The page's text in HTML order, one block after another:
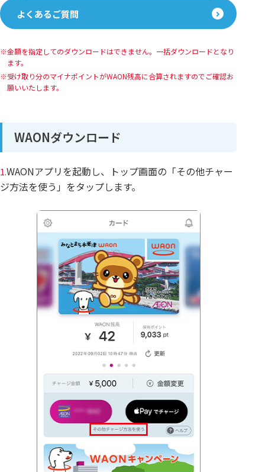
よくあるご質問
金額を指定してのダウンロードはできません。一括ダウンロードとなり
ます。
受け取り分のマイナポイントがWAON残高に合算されますのでご確認お
願いいたします。
WAONダウンロード
1.WAONアプリを起動し、トップ画面の「その他チャー
ジ方法を使う」をタップします。